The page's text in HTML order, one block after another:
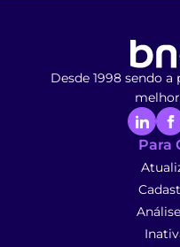
Desde 1998 sendo
Para